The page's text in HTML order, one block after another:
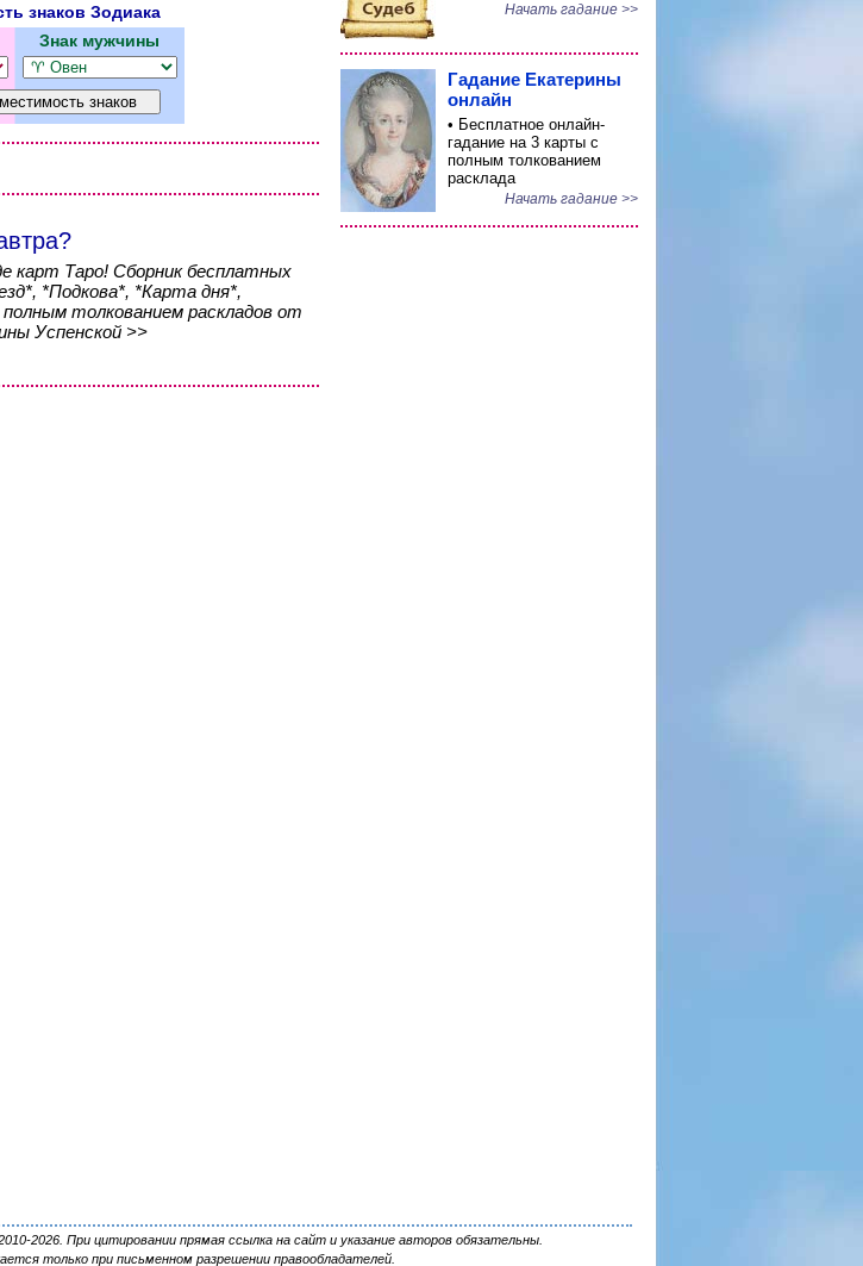
знаков Зодиака
Знак мужчины
карт Таро! Сборник бесплатных
*Подкова*, *Карта дня*,
толкованием раскладов от
Успенской >>
Начать гадание >>
Гадание Екатерины
онлайн
• Бесплатное онлайн-
гадание на 3 карты с
полным толкованием
расклада
Начать гадание >>
2026. При цитировании прямая ссылка на сайт и указание авторов обязательны.
только при письменном разрешении правообладателей.